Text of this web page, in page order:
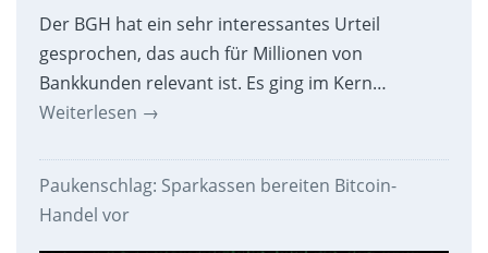
Der BGH hat ein sehr interessantes Urteil
gesprochen, das auch für Millionen von
Bankkunden relevant ist. Es ging im Kern…
Weiterlesen →
Paukenschlag: Sparkassen bereiten Bitcoin-
Handel vor